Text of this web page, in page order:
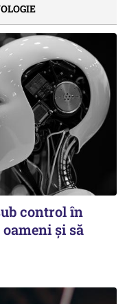
control în
și să